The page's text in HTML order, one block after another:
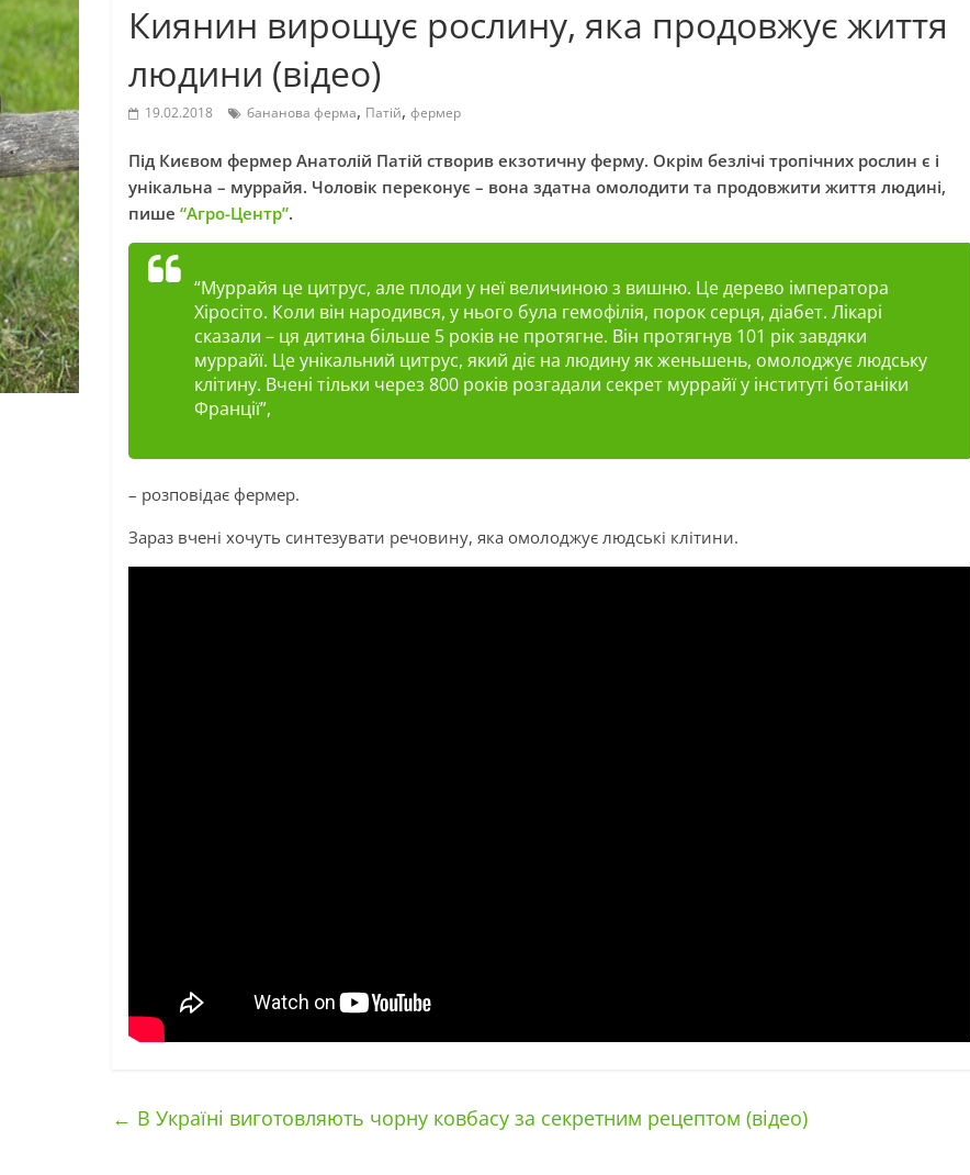
Киянин вирощує рослину, яка продовжує життя
людини (відео)
19.02.2018 бананова ферма, Патій, фермер
Під Києвом фермер Анатолій Патій створив екзотичну ферму. Окрім безлічі тропічних рослин є і
унікальна – муррайя. Чоловік переконує – вона здатна омолодити та продовжити життя людині,
пише “Агро-Центр”.
“Муррайя це цитрус, але плоди у неї величиною з вишню. Це дерево імператора
Хіросіто. Коли він народився, у нього була гемофілія, порок серця, діабет. Лікарі
сказали – ця дитина більше 5 років не протягне. Він протягнув 101 рік завдяки
муррайї. Це унікальний цитрус, який діє на людину як женьшень, омолоджує людську
клітину. Вчені тільки через 800 років розгадали секрет муррайї у інституті ботаніки
Франції”,
– розповідає фермер.
Зараз вчені хочуть синтезувати речовину, яка омолоджує людські клітини.
← В Україні виготовляють чорну ковбасу за секретним рецептом (відео)